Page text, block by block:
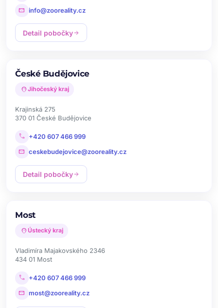
mail info@zooreality.cz
Detail pobočkyarrow_forward
České Budějovice
location_on Jihočeský kraj
Krajinská 275
370 01 České Budějovice
call +420 607 466 999
mail ceskebudejovice@zooreality.cz
Detail pobočkyarrow_forward
Most
location_on Ústecký kraj
Vladimíra Majakovského 2346
434 01 Most
call +420 607 466 999
mail most@zooreality.cz